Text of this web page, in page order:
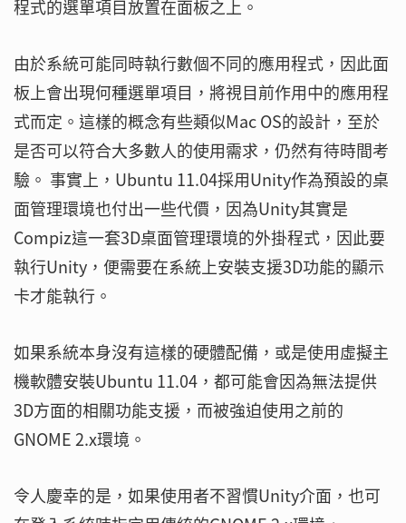
程式的選單項目放置在面板之上。
由於系統可能同時執行數個不同的應用程式，因此面
板上會出現何種選單項目，將視目前作用中的應用程
式而定。這樣的概念有些類似Mac OS的設計，至於
是否可以符合大多數人的使用需求，仍然有待時間考
驗。 事實上，Ubuntu 11.04採用Unity作為預設的桌
面管理環境也付出一些代價，因為Unity其實是
Compiz這一套3D桌面管理環境的外掛程式，因此要
執行Unity，便需要在系統上安裝支援3D功能的顯示
卡才能執行。
如果系統本身沒有這樣的硬體配備，或是使用虛擬主
機軟體安裝Ubuntu 11.04，都可能會因為無法提供
3D方面的相關功能支援，而被強迫使用之前的
GNOME 2.x環境。
令人慶幸的是，如果使用者不習慣Unity介面，也可